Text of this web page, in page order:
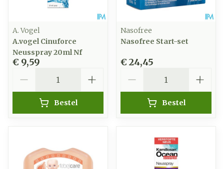
A. Vogel
A.vogel Cinuforce
Neusspray 20ml Nf
€ 9,59
Bestel
Nasofree
Nasofree Start-set
€ 24,45
Bestel